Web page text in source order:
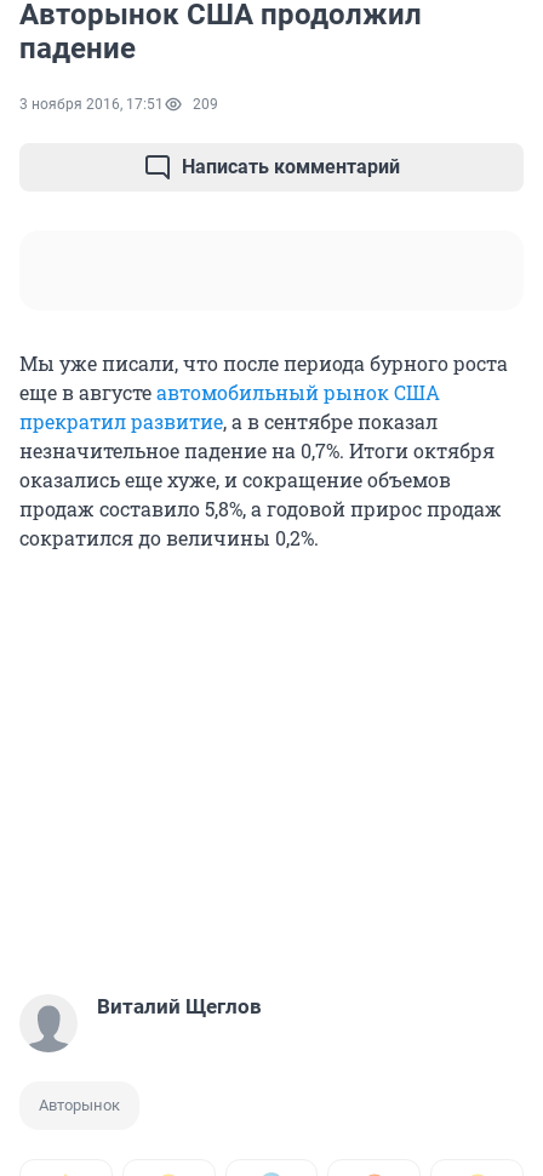
Авторынок США продолжил
падение
3 ноября 2016, 17:51 209
Написать комментарий
Мы уже писали, что после периода бурного роста
еще в августеавтомобильный рынок США
прекратил развитие, а в сентябре показал
незначительное падение на 0,7%. Итоги октября
оказались еще хуже, и сокращение объемов
продаж составило 5,8%, а годовой прирос продаж
сократился до величины 0,2%.
Виталий Щеглов
Авторынок